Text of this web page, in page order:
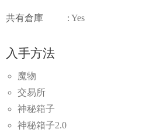
共有倉庫 : Yes
入手方法
魔物
交易所
神秘箱子
神秘箱子2.0